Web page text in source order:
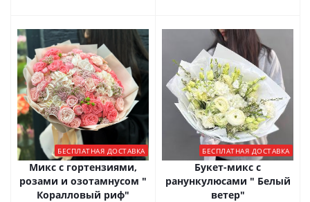
БЕСПЛАТНАЯ ДОСТАВКА
Микс с гортензиями,
розами и озотамнусом "
Коралловый риф"
БЕСПЛАТНАЯ ДОСТАВКА
Букет-микс с
ранункулюсами " Белый
ветер"